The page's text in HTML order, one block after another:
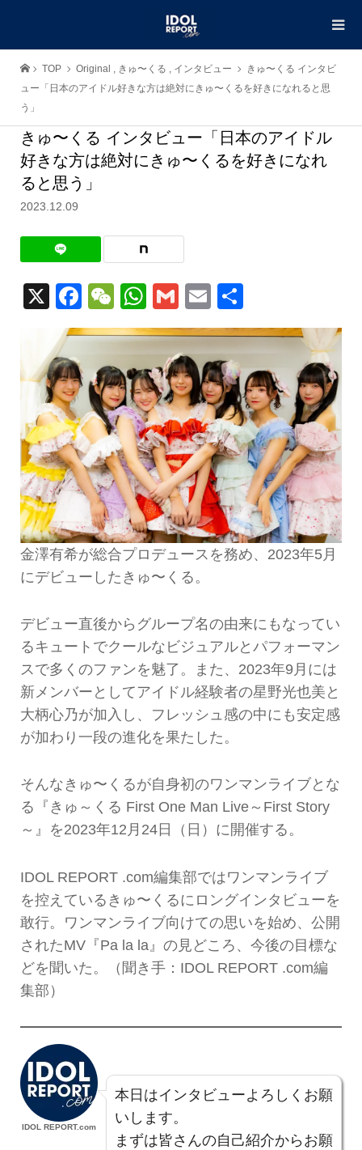
TOP Original , きゅ〜くる , インタビュー
きゅ〜くる インタビ
ュー「日本のアイドル好きな方は絶対にきゅ〜くるを好きになれると思
う」
きゅ〜くる インタビュー「日本のアイドル
好きな方は絶対にきゅ〜くるを好きになれ
ると思う」
2023.12.09
X Facebook
WeChat
WhatsApp
GmailEmail
有
金澤有希が総合プロデュースを務め、2023年5月
にデビューしたきゅ〜くる。
デビュー直後からグループ名の由来にもなってい
るキュートでクールなビジュアルとパフォーマン
スで多くのファンを魅了。また、2023年9月には
新メンバーとしてアイドル経験者の星野光也美と
大柄心乃が加入し、フレッシュ感の中にも安定感
が加わり一段の進化を果たした。
そんなきゅ〜くるが自身初のワンマンライブとな
る『きゅ～くる First One Man Live～First Story
～』を2023年12月24日（日）に開催する。
IDOL REPORT .com編集部ではワンマンライブ
を控えているきゅ〜くるにロングインタビューを
敢行。ワンマンライブ向けての思いを始め、公開
されたMV『Pa la la』の見どころ、今後の目標な
どを聞いた。（聞き手：IDOL REPORT .com編
集部）
IDOL REPORT.com
本日はインタビューよろしくお願
いします。
まずは皆さんの自己紹介からお願